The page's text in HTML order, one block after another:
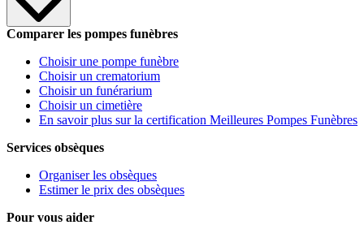
Comparer les pompes funèbres
Choisir une pompe funèbre
Choisir un crematorium
Choisir un funérarium
Choisir un cimetière
En savoir plus sur la certification Meilleures Pompes Funèbres
Services obsèques
Organiser les obsèques
Estimer le prix des obsèques
Pour vous aider